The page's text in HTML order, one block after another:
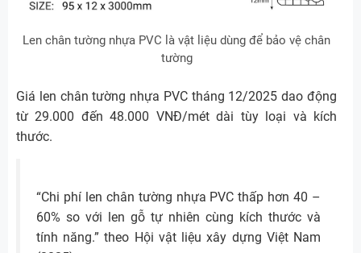
Len chân tường nhựa PVC là vật liệu dùng để bảo vệ chân
tường
Giá len chân tường nhựa PVC tháng 12/2025 dao động
từ 29.000 đến 48.000 VNĐ/mét dài tùy loại và kích
thước.
“Chi phí len chân tường nhựa PVC thấp hơn 40 –
60% so với len gỗ tự nhiên cùng kích thước và
tính năng.” theo Hội vật liệu xây dựng Việt Nam